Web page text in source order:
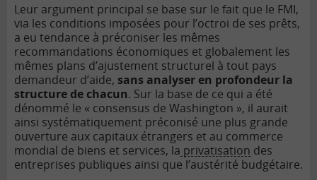
Leur argument principal se base sur le fait que le FMI,
via les conditions imposées pour l’octroi de ses prêts,
a eu tendance à préconiser les mêmes
recommandations économiques et globalement les
mêmes plans d’ajustement structurel à tout pays
demandeur d’aide, sans analyser en profondeur la
structure de chacun. Sur la base de ce qui a été
dénommé le « consensus de Washington », il aurait
ainsi systématiquement préconisé une plus grande
ouverture aux capitaux étrangers et au commerce
mondial de biens et services, la privatisation des
entreprises publiques ainsi que l’austérité budgétaire.